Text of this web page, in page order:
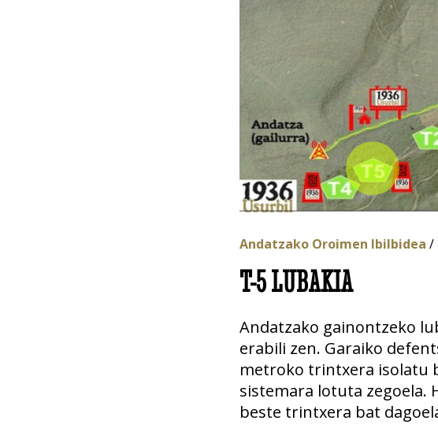
Andatzako Oroimen Ibilbidea /
T-5 LUBAKIA
Andatzako gainontzeko
erabili zen. Garaiko
metroko trintxera isolatu
sistemara lotuta zegoela.
beste trintxera bat